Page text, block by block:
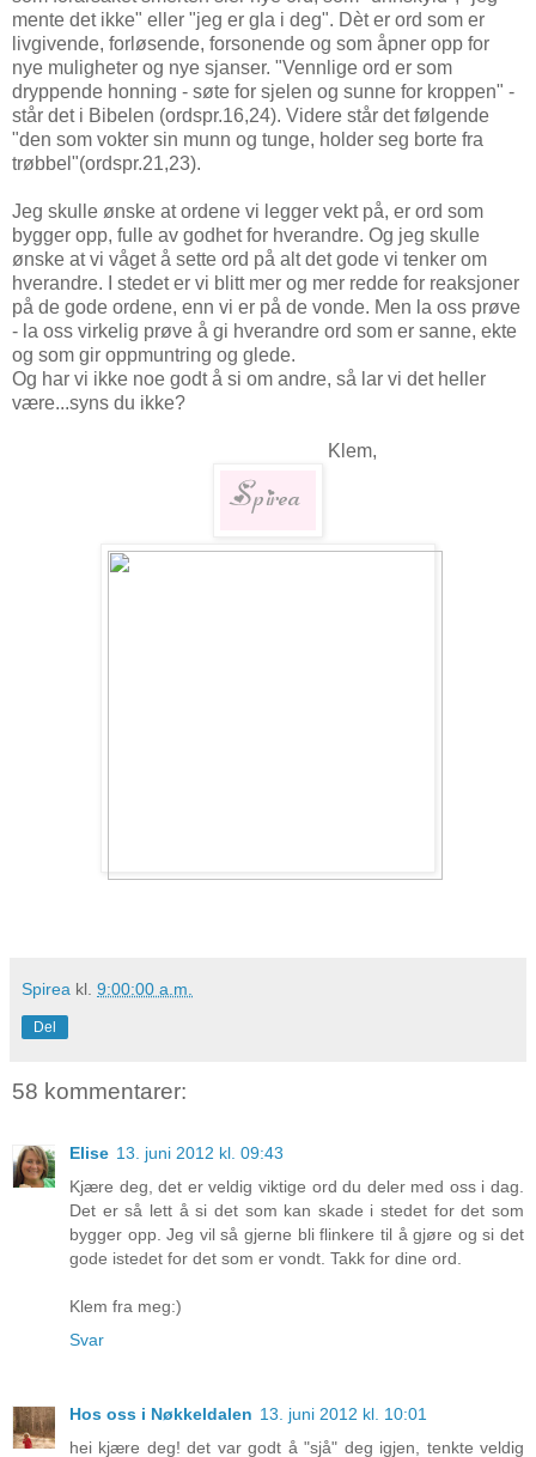
mente det ikke" eller "jeg er gla i deg". Dèt er ord som er
livgivende, forløsende, forsonende og som åpner opp for
nye muligheter og nye sjanser. "Vennlige ord er som
dryppende honning - søte for sjelen og sunne for kroppen" -
står det i Bibelen (ordspr.16,24). Videre står det følgende
"den som vokter sin munn og tunge, holder seg borte fra
trøbbel"(ordspr.21,23).
Jeg skulle ønske at ordene vi legger vekt på, er ord som
bygger opp, fulle av godhet for hverandre. Og jeg skulle
ønske at vi våget å sette ord på alt det gode vi tenker om
hverandre. I stedet er vi blitt mer og mer redde for reaksjoner
på de gode ordene, enn vi er på de vonde. Men la oss prøve
- la oss virkelig prøve å gi hverandre ord som er sanne, ekte
og som gir oppmuntring og glede.
Og har vi ikke noe godt å si om andre, så lar vi det heller
være...syns du ikke?
Klem,
Spirea kl. 9:00:00 a.m.
Del
58 kommentarer:
Elise 13. juni 2012 kl. 09:43
Kjære deg, det er veldig viktige ord du deler med oss i dag.
Det er så lett å si det som kan skade i stedet for det som
bygger opp. Jeg vil så gjerne bli flinkere til å gjøre og si det
gode istedet for det som er vondt. Takk for dine ord.
Klem fra meg:)
Svar
Hos oss i Nøkkeldalen 13. juni 2012 kl. 10:01
hei kjære deg! det var godt å "sjå" deg igjen, tenkte veldig